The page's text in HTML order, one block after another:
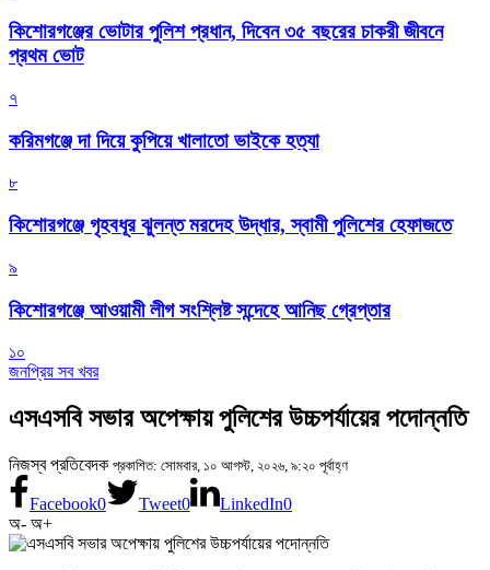
কিশোরগঞ্জের ভোটার পুলিশ প্রধান, দিবেন ৩৫ বছরের চাকরী জীবনে
প্রথম ভোট
৭
করিমগঞ্জে দা দিয়ে কুপিয়ে খালাতো ভাইকে হত্যা
৮
কিশোরগঞ্জে গৃহবধূর ঝুলন্ত মরদেহ উদ্ধার, স্বামী পুলিশের হেফাজতে
৯
কিশোরগঞ্জে আওয়ামী লীগ সংশ্লিষ্ট সন্দেহে আনিছ গ্রেপ্তার
১০
জনপ্রিয় সব খবর
এসএসবি সভার অপেক্ষায় পুলিশের উচ্চপর্যায়ের পদোন্নতি
নিজস্ব প্রতিবেদক প্রকাশিত: সোমবার, ১০ আগস্ট, ২০২৬, ৯:২০ পূর্বাহ্ণ
Facebook0 Tweet0 LinkedIn0
অ- অ+